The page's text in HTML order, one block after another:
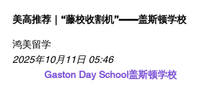
美高推荐｜“藤校收割机”——盖斯顿学校
鸿美留学
2025年10月11日 05:46
Gaston Day School盖斯顿学校